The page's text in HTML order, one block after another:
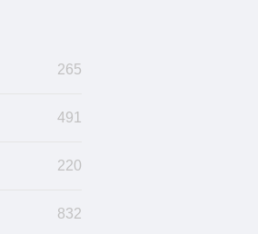
265
491
220
832